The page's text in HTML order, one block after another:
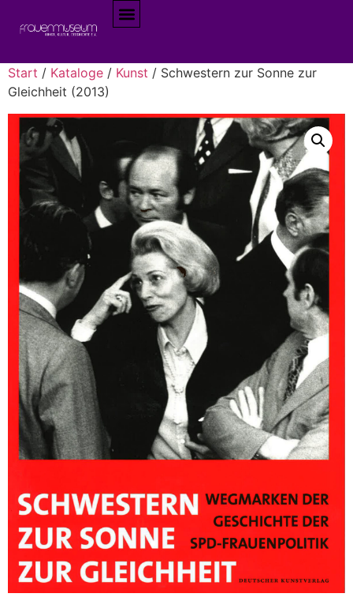
Start / Kataloge / Kunst / Schwestern zur Sonne zur
Gleichheit (2013)